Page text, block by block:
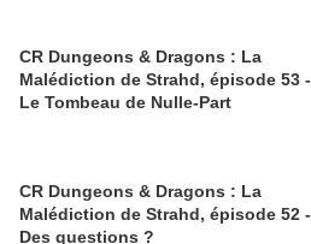
CR Dungeons & Dragons : La
Malédiction de Strahd, épisode 53 -
Le Tombeau de Nulle-Part
CR Dungeons & Dragons : La
Malédiction de Strahd, épisode 52 -
Des questions ?